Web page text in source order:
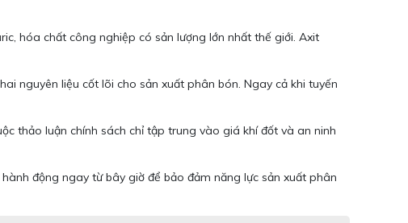
hóa chất công nghiệp có sản lượng lớn nhất thế giới. Axit
nguyên liệu cốt lõi cho sản xuất phân bón. Ngay cả khi tuyến
thảo luận chính sách chỉ tập trung vào giá khí đốt và an ninh
động ngay từ bây giờ để bảo đảm năng lực sản xuất phân